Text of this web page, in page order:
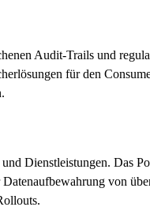
Audit-Trails und
für den
Dienstleistungen. Das
von